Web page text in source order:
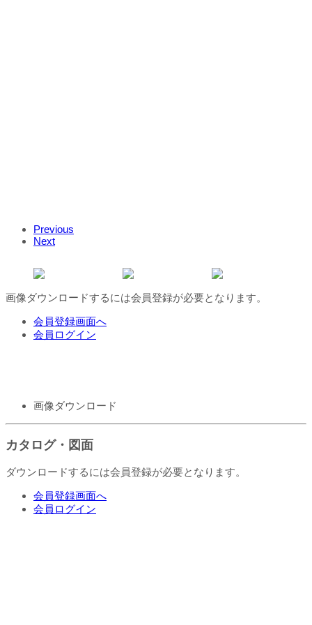
Previous
Next
画像ダウンロードするには会員登録が必要となります。
会員登録画面へ
会員ログイン
画像ダウンロード
カタログ・図面
ダウンロードするには会員登録が必要となります。
会員登録画面へ
会員ログイン